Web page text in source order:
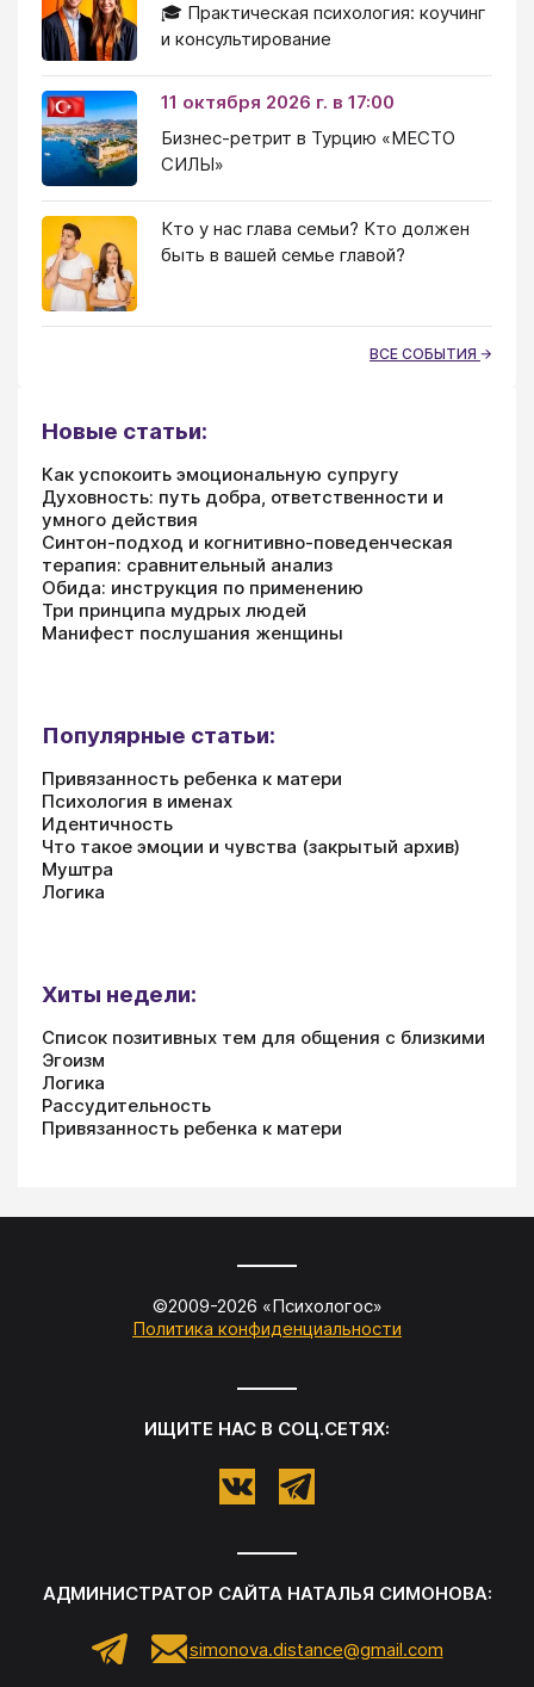
🎓 Практическая психология: коучинг
и консультирование
11 октября 2026 г. в 17:00
Бизнес-ретрит в Турцию «МЕСТО
СИЛЫ»
Кто у нас глава семьи? Кто должен
быть в вашей семье главой?
ВСЕ СОБЫТИЯ
Новые статьи:
Как успокоить эмоциональную супругу
Духовность: путь добра, ответственности и
умного действия
Синтон-подход и когнитивно-поведенческая
терапия: сравнительный анализ
Обида: инструкция по применению
Три принципа мудрых людей
Манифест послушания женщины
Популярные статьи:
Привязанность ребенка к матери
Психология в именах
Идентичность
Что такое эмоции и чувства (закрытый архив)
Муштра
Логика
Хиты недели:
Список позитивных тем для общения с близкими
Эгоизм
Логика
Рассудительность
Привязанность ребенка к матери
©2009-2026 «Психологос»
Политика конфиденциальности
ИЩИТЕ НАС В СОЦ.СЕТЯХ:
АДМИНИСТРАТОР САЙТА НАТАЛЬЯ СИМОНОВА:
simonova.distance@gmail.com